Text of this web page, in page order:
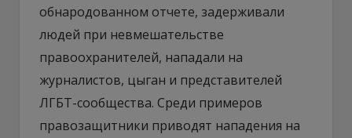
обнародованном отчете, задерживали
людей при невмешательстве
правоохранителей, нападали на
журналистов, цыган и представителей
ЛГБТ-сообщества. Среди примеров
правозащитники приводят нападения на